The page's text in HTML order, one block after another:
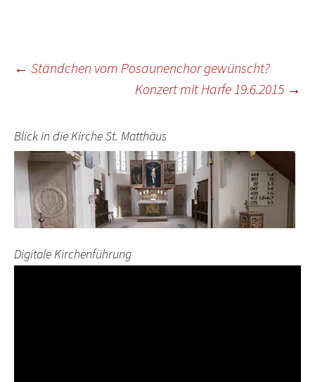
Beitragsnavigation
← Ständchen vom Posaunenchor gewünscht?
Konzert mit Harfe 19.6.2015 →
Blick in die Kirche St. Matthäus
Digitale Kirchenführung